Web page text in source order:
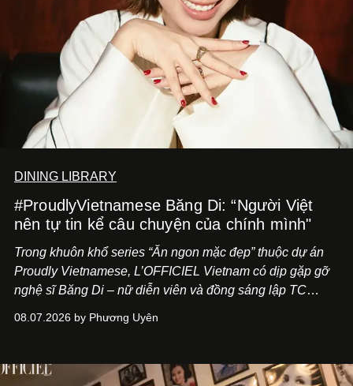
DINING LIBRARY
#ProudlyVietnamese Băng Di: “Người Việt
nên tự tin kể câu chuyện của chính mình"
Trong khuôn khổ series “Ăn ngon mặc đẹp” thuộc dự án
Proudly Vietnamese, L’OFFICIEL Vietnam có dịp gặp gỡ
nghệ sĩ Băng Di – nữ diễn viên và đồng sáng lập TC
Kitchen Bar và SALEM tại TP.HCM.
08.07.2026 by Phương Uyên